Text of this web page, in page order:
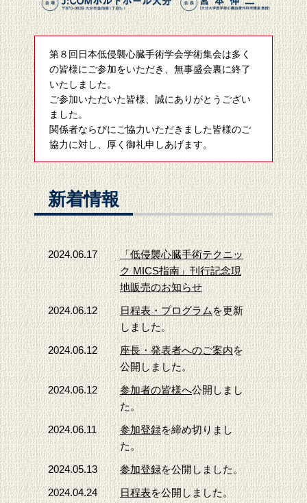
第８回日本低侵襲心臓手術学会学術集会は多く
の皆様にご参加をいただき、無事盛会裏に終了
いたしました。
ご参加いただいた皆様、誠にありがとうござい
ました。
関係者ならびにご協力いただきました皆様のご
協力に対し、厚く御礼申しあげます。
新着情報
2024.06.17
「低侵襲心臓手術テクニッ
ク MICS指南」刊行記念現
地販売のお知らせ
2024.06.12
日程表・プログラムを更新
しました。
2024.06.12
座長・発表者へのご案内を
公開しました。
2024.06.12
参加者の皆様へ公開しまし
た。
2024.06.11
参加登録を締め切りまし
た。
2024.05.13
参加登録を公開しました。
2024.04.24
日程表を公開しました。